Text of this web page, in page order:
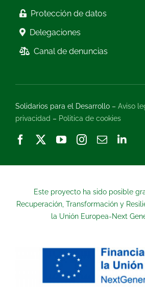
Protección de datos
Delegaciones
Canal de denuncias
Solidarios para el Desarrollo – Aviso
privacidad – Politica de cookies
Este proyecto ha sido posible
Recuperación, Transformación y
la Unión Europea-Next